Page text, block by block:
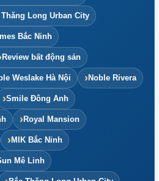
Thăng Long Urban City
Bắc Ninh
Review bất động sản
Weslake Hà Nội Noble Rivera
Smile Đông Anh
Royal Mansion
MIK Bắc Ninh
Mê Linh